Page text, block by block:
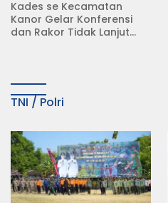
Kades se Kecamatan
Kanor Gelar Konferensi
dan Rakor Tidak Lanjut
TNI / Polri